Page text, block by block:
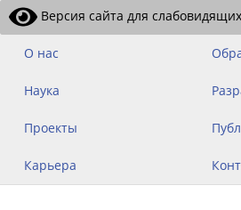
Версия сайта для слабовидящих
О нас
Наука
Проекты
Карьера